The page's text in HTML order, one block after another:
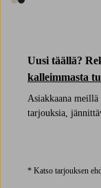
2 värejä
Uusi täällä?
kalleimmasta
Asiakkaana
tarjouksia,
* Katso tarjouksen